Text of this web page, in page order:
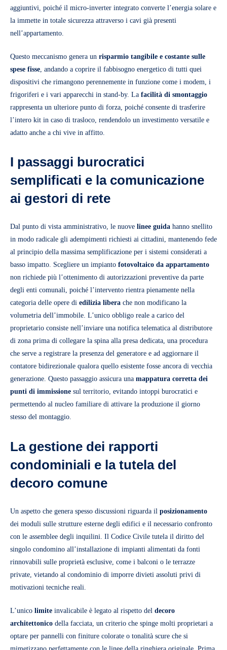
aggiuntivi, poiché il micro-inverter integrato converte l’energia solare e
la immette in totale sicurezza attraverso i cavi già presenti
nell’appartamento.
Questo meccanismo genera un risparmio tangibile e costante sulle
spese fisse , andando a coprire il fabbisogno energetico di tutti quei
dispositivi che rimangono perennemente in funzione come i modem, i
frigoriferi e i vari apparecchi in stand-by. La facilità di smontaggio
rappresenta un ulteriore punto di forza, poiché consente di trasferire
l’intero kit in caso di trasloco, rendendolo un investimento versatile e
adatto anche a chi vive in affitto.
I passaggi burocratici
semplificati e la comunicazione
ai gestori di rete
Dal punto di vista amministrativo, le nuove linee guida hanno snellito
in modo radicale gli adempimenti richiesti ai cittadini, mantenendo fede
al principio della massima semplificazione per i sistemi considerati a
basso impatto. Scegliere un impianto fotovoltaico da appartamento
non richiede più l’ottenimento di autorizzazioni preventive da parte
degli enti comunali, poiché l’intervento rientra pienamente nella
categoria delle opere di edilizia libera che non modificano la
volumetria dell’immobile. L’unico obbligo reale a carico del
proprietario consiste nell’inviare una notifica telematica al distributore
di zona prima di collegare la spina alla presa dedicata, una procedura
che serve a registrare la presenza del generatore e ad aggiornare il
contatore bidirezionale qualora quello esistente fosse ancora di vecchia
generazione. Questo passaggio assicura una mappatura corretta dei
punti di immissione sul territorio, evitando intoppi burocratici e
permettendo al nucleo familiare di attivare la produzione il giorno
stesso del montaggio.
La gestione dei rapporti
condominiali e la tutela del
decoro comune
Un aspetto che genera spesso discussioni riguarda il posizionamento
dei moduli sulle strutture esterne degli edifici e il necessario confronto
con le assemblee degli inquilini. Il Codice Civile tutela il diritto del
singolo condomino all’installazione di impianti alimentati da fonti
rinnovabili sulle proprietà esclusive, come i balconi o le terrazze
private, vietando al condominio di imporre divieti assoluti privi di
motivazioni tecniche reali.
L’unico limite invalicabile è legato al rispetto del decoro
architettonico della facciata, un criterio che spinge molti proprietari a
optare per pannelli con finiture colorate o tonalità scure che si